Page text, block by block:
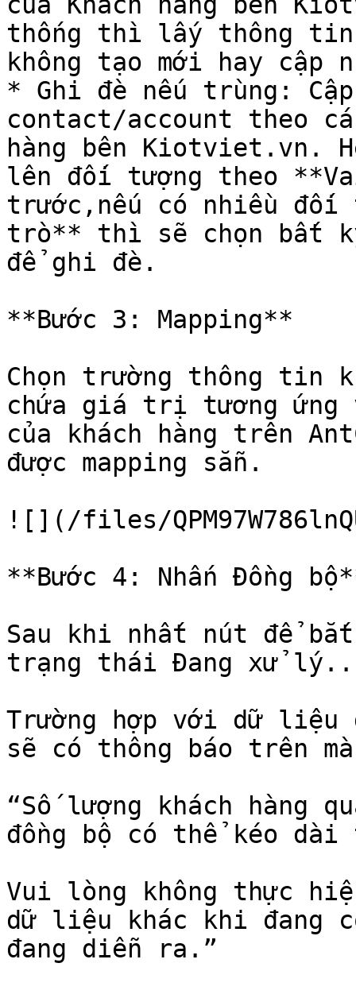
thống thì lấy thông tin
không tạo mới hay cập
* Ghi đè nếu trùng:
contact/account theo
hàng bên Kiotviet.vn.
lên đối tượng theo
trước,nếu có nhiều đối
trò** thì sẽ chọn bất
để ghi đè.
**Bước 3: Mapping**
Chọn trường thông tin
chứa giá trị tương
của khách hàng trên
được mapping sẵn.
![](/files/
**Bước 4: Nhấn Đồng
Sau khi nhất nút để
trạng thái Đang xử
Trường hợp với dữ liệu
sẽ có thông báo trên
“Số lượng khách hàng
đồng bộ có thể kéo
Vui lòng không thực
dữ liệu khác khi đang
đang diễn ra.”